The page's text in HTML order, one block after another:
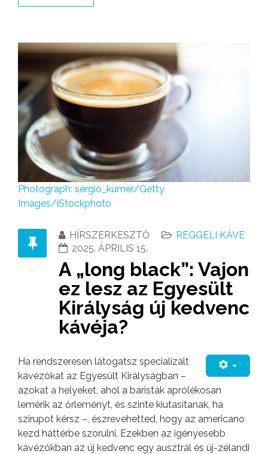
Photograph: sergio_kumer/Getty
Images/iStockphoto
HÍRSZERKESZTŐ
REGGELI KÁVÉ
2025. ÁPRILIS 15.
A „long black”: Vajon
ez lesz az Egyesült
Királyság új kedvenc
kávéja?
Ha rendszeresen látogatsz specializált
kávézókat az Egyesült Királyságban –
azokat a helyeket, ahol a baristák aprólékosan
lemérik az őrleményt, és szinte kiutasítanak, ha
szirupot kérsz –, észrevehetted, hogy az americano
kezd háttérbe szorulni. Ezekben az igényesebb
kávézókban az új kedvenc egy ausztrál és új-zélandi